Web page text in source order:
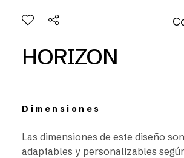
HORIZON
Dimensiones
Las dimensiones de este diseño
adaptables y personalizables